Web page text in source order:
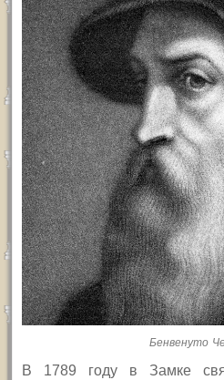
Бенвенуто
В 1789 году в Замке